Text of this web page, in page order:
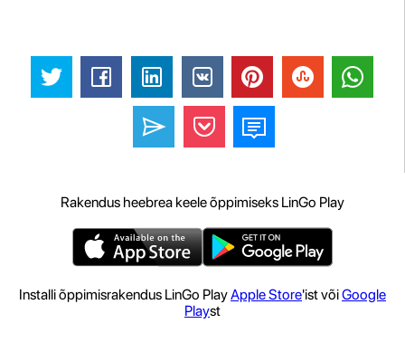
Rakendus heebrea keele õppimiseks LinGo Play
Installi õppimisrakendus LinGo PlayApple Store'ist võiGoogle
Playst